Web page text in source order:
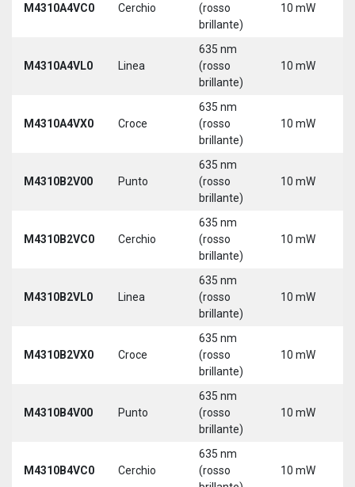
M4310A4VC0 Cerchio
(rosso
brillante)
10 mW
M4310A4VL0 Linea
635 nm
(rosso
brillante)
10 mW
M4310A4VX0 Croce
635 nm
(rosso
brillante)
10 mW
M4310B2V00 Punto
635 nm
(rosso
brillante)
10 mW
M4310B2VC0 Cerchio
635 nm
(rosso
brillante)
10 mW
M4310B2VL0 Linea
635 nm
(rosso
brillante)
10 mW
M4310B2VX0 Croce
635 nm
(rosso
brillante)
10 mW
M4310B4V00 Punto
635 nm
(rosso
brillante)
10 mW
M4310B4VC0 Cerchio
635 nm
(rosso
10 mW